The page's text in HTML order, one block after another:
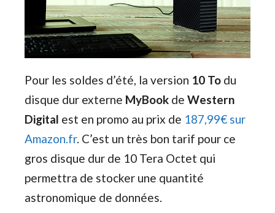
Pour les soldes d’été, la version 10 To du
disque dur externe MyBook de Western
Digital est en promo au prix de 187,99€ sur
Amazon.fr. C’est un très bon tarif pour ce
gros disque dur de 10 Tera Octet qui
permettra de stocker une quantité
astronomique de données.